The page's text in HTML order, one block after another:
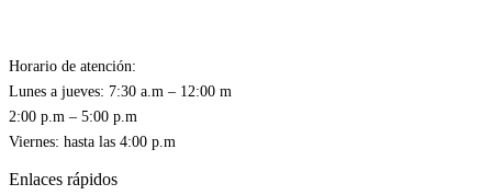
Horario de atención:
Lunes a jueves: 7:30 a.m – 12:00 m
2:00 p.m – 5:00 p.m
Enlaces rápidos